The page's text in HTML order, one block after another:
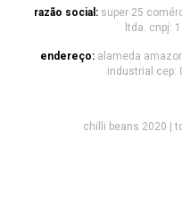
razão social: super 25
ltda. cnpj:
endereço: alameda
industrial cep:
chilli beans 2020 |